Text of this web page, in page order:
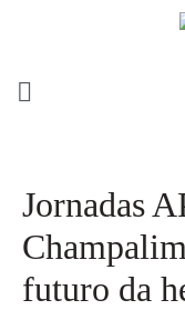
Jornadas
futuro da